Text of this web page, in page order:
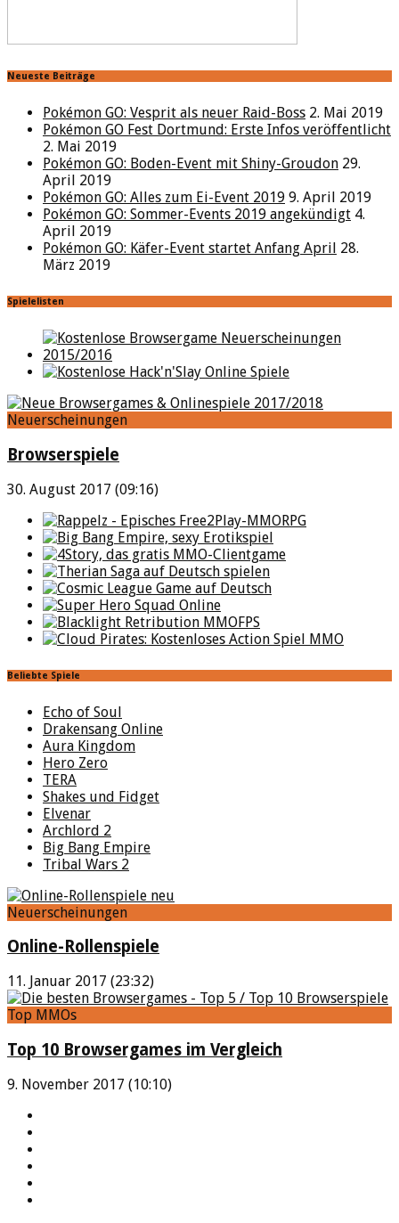
Neueste Beiträge
Pokémon GO: Vesprit als neuer Raid-Boss 2. Mai 2019
Pokémon GO Fest Dortmund: Erste Infos veröffentlicht
2. Mai 2019
Pokémon GO: Boden-Event mit Shiny-Groudon 29.
April 2019
Pokémon GO: Alles zum Ei-Event 2019 9. April 2019
Pokémon GO: Sommer-Events 2019 angekündigt 4.
April 2019
Pokémon GO: Käfer-Event startet Anfang April 28.
März 2019
Spielelisten
Neuerscheinungen
Browserspiele
30. August 2017 (09:16)
Beliebte Spiele
Echo of Soul
Drakensang Online
Aura Kingdom
Hero Zero
TERA
Shakes und Fidget
Elvenar
Archlord 2
Big Bang Empire
Tribal Wars 2
Neuerscheinungen
Online-Rollenspiele
11. Januar 2017 (23:32)
Top MMOs
Top 10 Browsergames im Vergleich
9. November 2017 (10:10)